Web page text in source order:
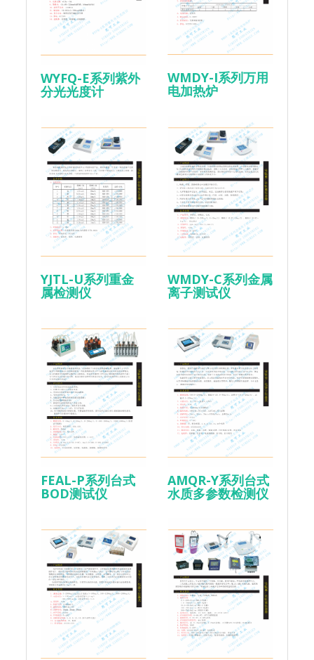
WYFQ-E系列紫外
分光光度计
WMDY-I系列万用
电加热炉
YJTL-U系列重金
属检测仪
WMDY-C系列金属
离子测试仪
FEAL-P系列台式
BOD测试仪
AMQR-Y系列台式
水质多参数检测仪